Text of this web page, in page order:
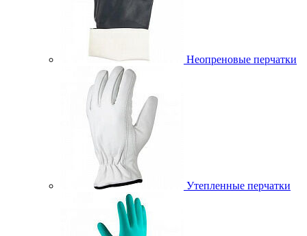
Неопреновые перчатки
Утепленные перчатки